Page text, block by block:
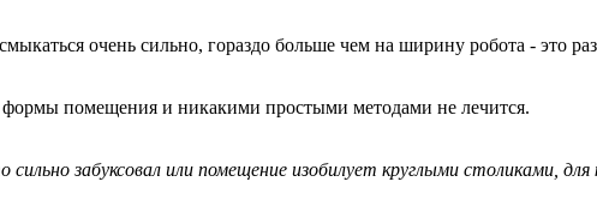
очень сильно, гораздо больше чем на ширину робота - это раз
помещения и никакими простыми методами не лечится.
сильно забуксовал или помещение изобилует круглыми столиками,